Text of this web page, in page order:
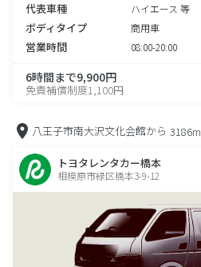
代表車種 ハイエース 等
ボディタイプ 商用車
営業時間 08:00-20:00
6時間まで9,900円
免責補償制度1,100円
八王子市南大沢文化会館から 3186m
トヨタレンタカー橋本
相模原市緑区橋本3-9-12